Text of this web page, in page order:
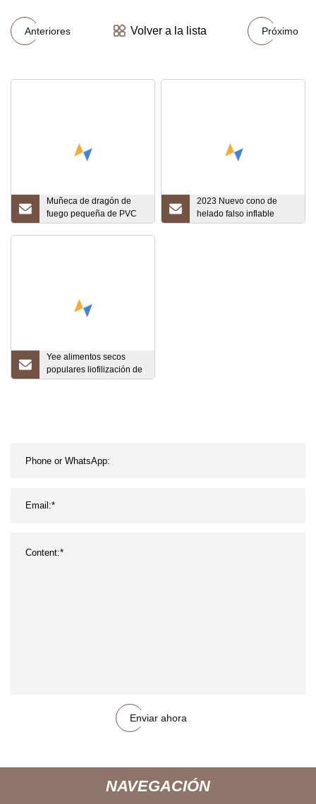
Anteriores Volver a la lista Próximo
Muñeca de dragón de
fuego pequeña de PVC
de dibujos animados
2023 Nuevo cono de
helado falso inflable
gigante
Yee alimentos secos
populares liofilización de
alimentos para mascotas
Enviar ahora
NAVEGACIÓN